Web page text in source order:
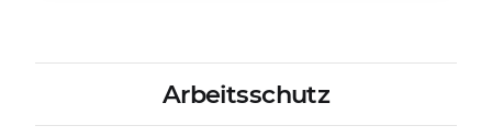
Arbeitsschutz